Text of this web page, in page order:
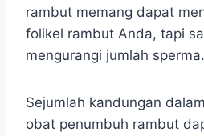
rambut memang dapat
folikel rambut Anda, tapi
mengurangi jumlah sperma.
Sejumlah kandungan
obat penumbuh rambut